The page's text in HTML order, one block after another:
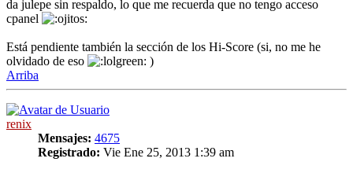
da julepe sin respaldo, lo que me recuerda que no tengo acceso
cpanel
Está pendiente también la sección de los Hi-Score (si, no me he
olvidado de eso
)
Arriba
renix
Mensajes: 4675
Registrado: Vie Ene 25, 2013 1:39 am